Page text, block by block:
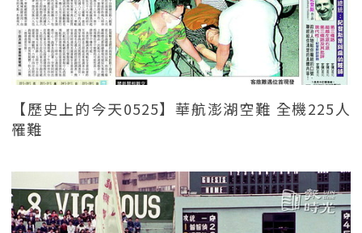
【歷史上的今天0525】華航澎湖空難 全機225人
罹難